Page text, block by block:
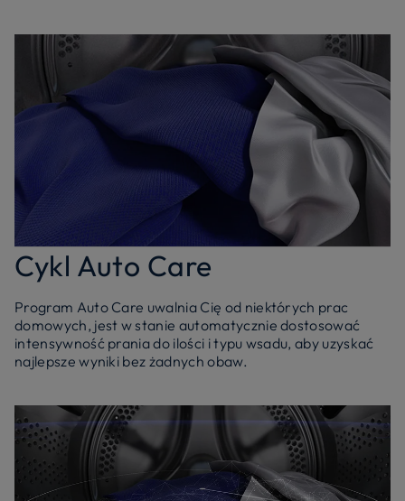
Cykl Auto Care
Program Auto Care uwalnia Cię od niektórych prac
domowych, jest w stanie automatycznie dostosować
intensywność prania do ilości i typu wsadu, aby uzyskać
najlepsze wyniki bez żadnych obaw.